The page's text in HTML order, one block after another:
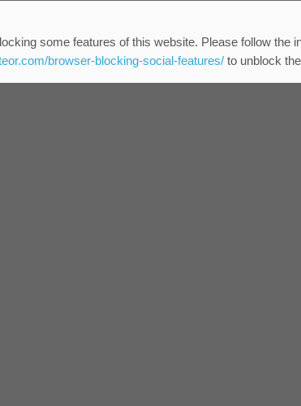
some features of this website. Please follow the
browser-blocking-social-features/to unblock